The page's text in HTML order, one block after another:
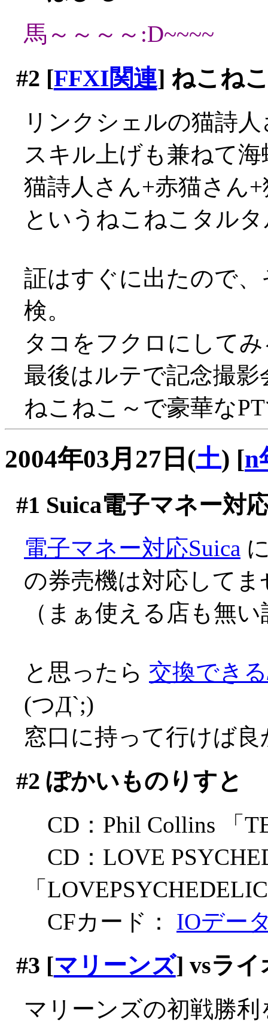
馬～～～～:D~~~~
#2 [FFXI関連] ねこね
リンクシェルの猫詩
スキル上げも兼ねて
猫詩人さん+赤猫さん
というねこねこタル
証はすぐに出たので
検。
タコをフクロにして
最後はルテで記念撮影
ねこねこ～で豪華な
2004年03月27日(土) [n
#1 Suica電子マネー対
電子マネー対応Suica
の券売機は対応して
（まぁ使える店も無
と思ったら 交換でき
(つД`;)
窓口に持って行けば
#2 ぽかいものりすと
CD：Phil Collins 「
CD：LOVE
「
CFカード： IOデー
#3 [マリーンズ] vsラ
マリーンズの初戦勝